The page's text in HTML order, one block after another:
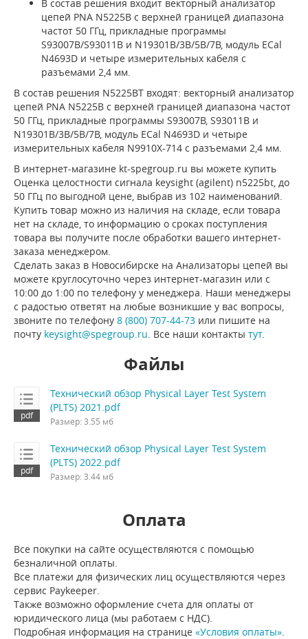
В состав решения входит векторный анализатор
цепей PNA N5225B с верхней границей диапазона
частот 50 ГГц, прикладные программы
S93007B/S93011B и N19301B/3B/5B/7B, модуль ECal
N4693D и четыре измерительных кабеля с
разъемами 2,4 мм.
В состав решения N5225BT входят: векторный анализатор
цепей PNA N5225B с верхней границей диапазона частот
50 ГГц, прикладные программы S93007B, S93011B и
N19301B/3B/5B/7B, модуль ECal N4693D и четыре
измерительных кабеля N9910X-714 с разъемами 2,4 мм.
В интернет-магазине kt-spegroup.ru вы можете купить
Оценка целостности сигнала keysight (agilent) n5225bt, до
50 ГГц по выгодной цене, выбрав из 102 наименований.
Купить товар можно из наличия на складе, если товара
нет на складе, то информацию о сроках поступления
товара вы получите после обработки вашего интернет-
заказа менеджером.
Сделать заказ в Новосибирске на Анализаторы цепей вы
можете круглосуточно через интернет-магазин или с
10:00 до 1:00 по телефону у менеджера. Наши менеджеры
с радостью ответят на любые возникшие у вас вопросы,
звоните по телефону 8 (800) 707-44-73 или пишите на
почту keysight@spegroup.ru . Все наши контакты тут.
Файлы
Технический обзор Physical Layer Test System
(PLTS) 2021.pdf
Размер: 3.55 мб
Технический обзор Physical Layer Test System
(PLTS) 2022.pdf
Размер: 3.44 мб
Оплата
Все покупки на сайте осуществляются с помощью
безналичной оплаты.
Все платежи для физических лиц осуществляются через
сервис Paykeeper.
Также возможно оформление счета для оплаты от
юридического лица (мы работаем с НДС).
Подробная информация на странице «Условия оплаты»